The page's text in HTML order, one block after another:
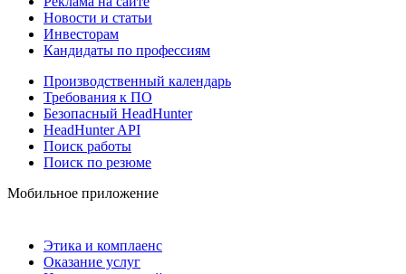
Новости и статьи
Инвесторам
Кандидаты по профессиям
Производственный календарь
Требования к ПО
Безопасный HeadHunter
HeadHunter API
Поиск работы
Поиск по резюме
Мобильное приложение
Этика и комплаенс
Оказание услуг